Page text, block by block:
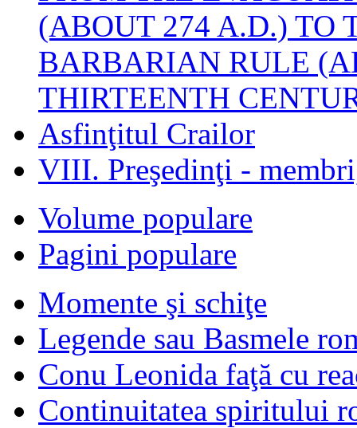
(ABOUT 274 A.D.) TO
BARBARIAN RULE
THIRTEENTH
Asfinţitul Crailor
VIII. Preşedinţi -
Volume populare
Pagini populare
Momente şi schiţe
Legende sau Basmele
Conu Leonida faţă cu
Continuitatea spiritului